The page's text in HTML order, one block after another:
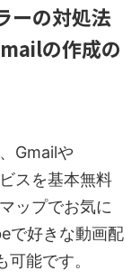
ーの対処法
の作成の
Gmailや
スを基本無料
ップでお気に
で好きな動画配
能です。